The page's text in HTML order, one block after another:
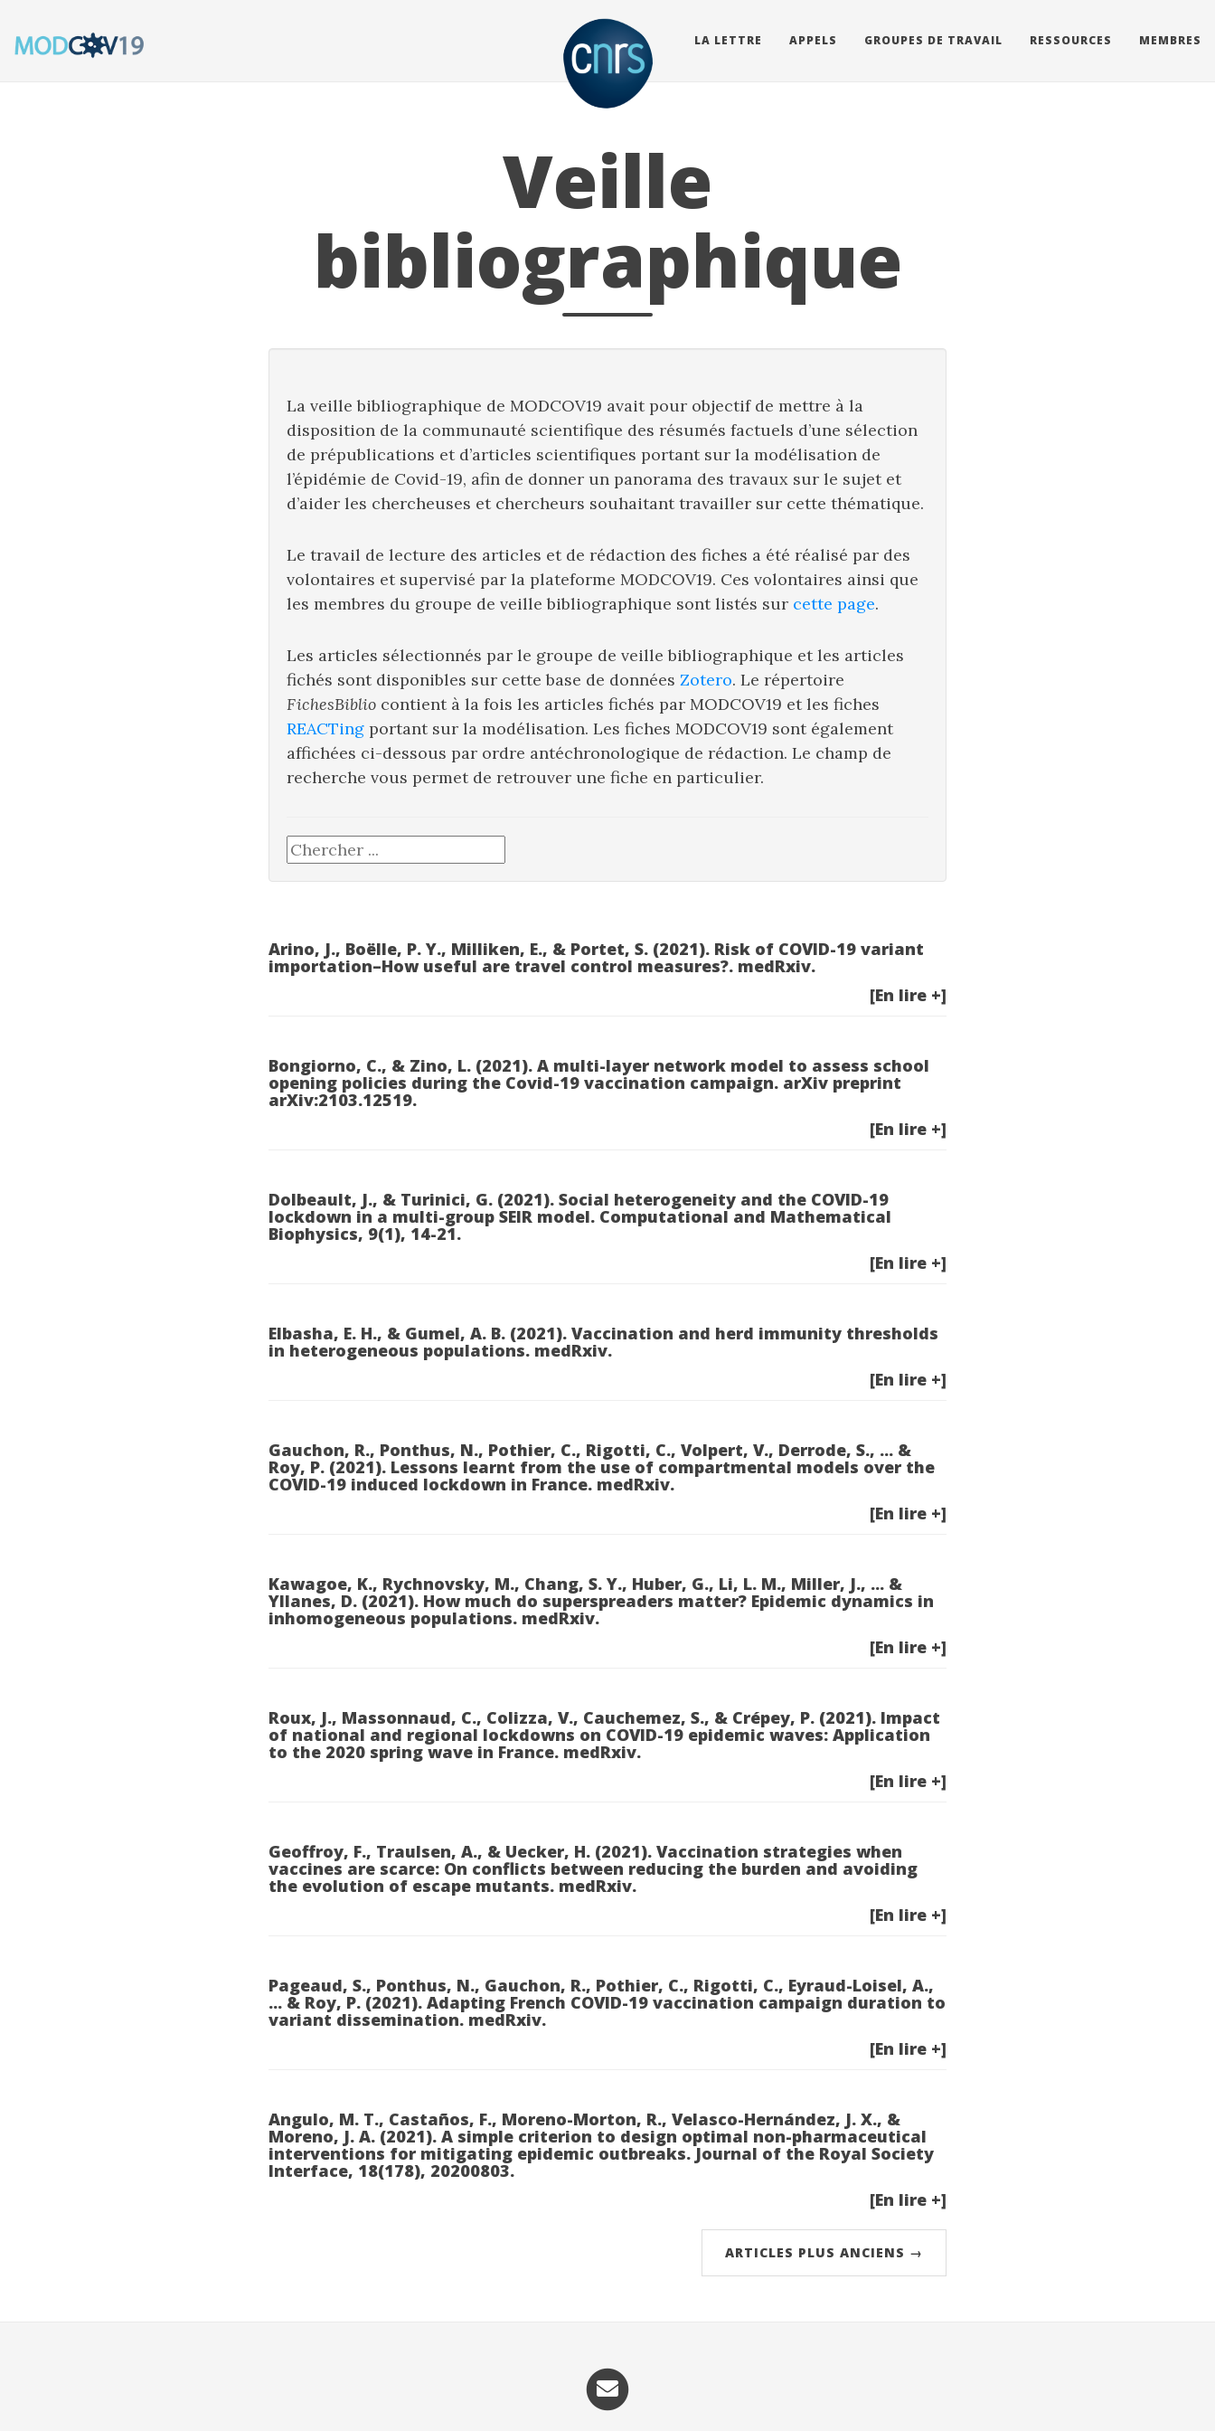
LA LETTRE APPELS GROUPES DE TRAVAIL RESSOURCES MEMBRES
Veille
bibliographique
La veille bibliographique de MODCOV19 avait pour objectif de mettre à la
disposition de la communauté scientifique des résumés factuels d’une sélection
de prépublications et d’articles scientifiques portant sur la modélisation de
l’épidémie de Covid-19, afin de donner un panorama des travaux sur le sujet et
d’aider les chercheuses et chercheurs souhaitant travailler sur cette thématique.
Le travail de lecture des articles et de rédaction des fiches a été réalisé par des
volontaires et supervisé par la plateforme MODCOV19. Ces volontaires ainsi que
les membres du groupe de veille bibliographique sont listés sur cette page.
Les articles sélectionnés par le groupe de veille bibliographique et les articles
fichés sont disponibles sur cette base de données Zotero. Le répertoire
FichesBiblio contient à la fois les articles fichés par MODCOV19 et les fiches
REACTing portant sur la modélisation. Les fiches MODCOV19 sont également
affichées ci-dessous par ordre antéchronologique de rédaction. Le champ de
recherche vous permet de retrouver une fiche en particulier.
Arino, J., Boëlle, P. Y., Milliken, E., & Portet, S. (2021). Risk of COVID-19 variant
importation–How useful are travel control measures?. medRxiv.
[En lire +]
Bongiorno, C., & Zino, L. (2021). A multi-layer network model to assess school
opening policies during the Covid-19 vaccination campaign. arXiv preprint
arXiv:2103.12519.
[En lire +]
Dolbeault, J., & Turinici, G. (2021). Social heterogeneity and the COVID-19
lockdown in a multi-group SEIR model. Computational and Mathematical
Biophysics, 9(1), 14-21.
[En lire +]
Elbasha, E. H., & Gumel, A. B. (2021). Vaccination and herd immunity thresholds
in heterogeneous populations. medRxiv.
[En lire +]
Gauchon, R., Ponthus, N., Pothier, C., Rigotti, C., Volpert, V., Derrode, S., ... &
Roy, P. (2021). Lessons learnt from the use of compartmental models over the
COVID-19 induced lockdown in France. medRxiv.
[En lire +]
Kawagoe, K., Rychnovsky, M., Chang, S. Y., Huber, G., Li, L. M., Miller, J., ... &
Yllanes, D. (2021). How much do superspreaders matter? Epidemic dynamics in
inhomogeneous populations. medRxiv.
[En lire +]
Roux, J., Massonnaud, C., Colizza, V., Cauchemez, S., & Crépey, P. (2021). Impact
of national and regional lockdowns on COVID-19 epidemic waves: Application
to the 2020 spring wave in France. medRxiv.
[En lire +]
Geoffroy, F., Traulsen, A., & Uecker, H. (2021). Vaccination strategies when
vaccines are scarce: On conflicts between reducing the burden and avoiding
the evolution of escape mutants. medRxiv.
[En lire +]
Pageaud, S., Ponthus, N., Gauchon, R., Pothier, C., Rigotti, C., Eyraud-Loisel, A.,
... & Roy, P. (2021). Adapting French COVID-19 vaccination campaign duration to
variant dissemination. medRxiv.
[En lire +]
Angulo, M. T., Castaños, F., Moreno-Morton, R., Velasco-Hernández, J. X., &
Moreno, J. A. (2021). A simple criterion to design optimal non-pharmaceutical
interventions for mitigating epidemic outbreaks. Journal of the Royal Society
Interface, 18(178), 20200803.
[En lire +]
ARTICLES PLUS ANCIENS →